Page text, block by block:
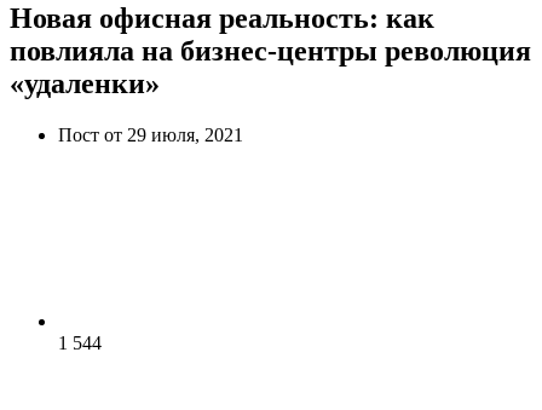
Новая офисная реальность: как
повлияла на бизнес-центры революция
«удаленки»
Пост от 29 июля, 2021
1 544